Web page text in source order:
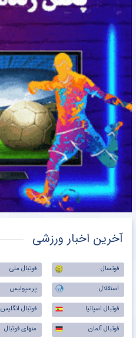
آخرین اخبار ورزشی
فوتسال فوتبال ملی
استقلال
پرسپولیس
فوتبال اسپانیا
فوتبال انگلیس
فوتبال آلمان
منهای فوتبال